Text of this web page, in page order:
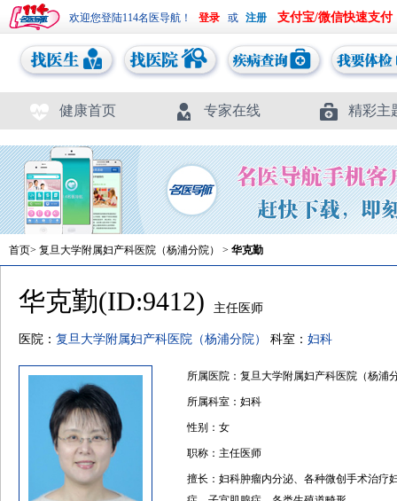
欢迎您登陆114名医导航！ 或 支付宝/微信快速支付
健康首页 专家在线 精彩主
首页> 复旦大学附属妇产科医院（杨浦分院） > 华克勤
华克勤(ID:9412) 主任医师
医院： 复旦大学附属妇产科医院（杨浦分院） 科室： 妇科
所属医院：复旦大学附属妇产科医院（杨浦
所属科室：妇科
性别：女
职称：主任医师
擅长：妇科肿瘤内分泌、各种微创手术治疗